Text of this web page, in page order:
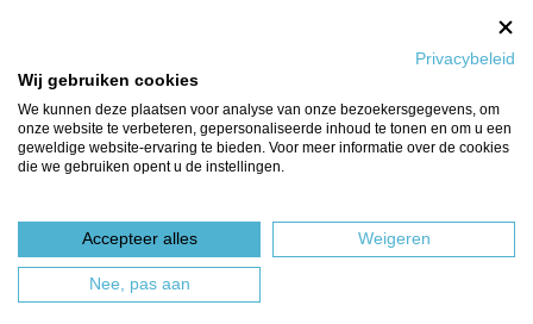
45
Wat geloof je over de dochter van Jefta? Richteren 11:29
doorHuisje_op_de_hei» 28 feb 2025 15:21 » in
Berichten van vorige weergeven
Ga naar
Powered by
Privacybeleid
Wij gebruiken cookies
We kunnen deze plaatsen voor analyse van onze bezoekersgegevens, om
onze website te verbeteren, gepersonaliseerde inhoud te tonen en om u een
geweldige website-ervaring te bieden. Voor meer informatie over de cookies
die we gebruiken opent u de instellingen.
Accepteer alles Weigeren
Nee, pas aan